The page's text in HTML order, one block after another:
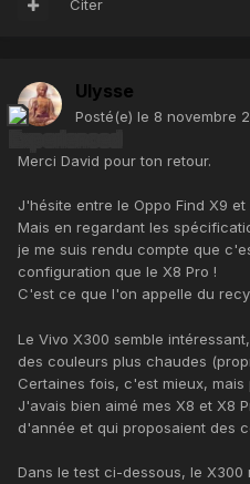
Citer
Ulysse
Posté(e) le 8 novembre
Merci David pour ton retour.
J'hésite entre le Oppo Find X9 et
Mais en regardant les
je me suis rendu compte que
configuration que le X8 Pro !
C'est ce que l'on appelle du
Le Vivo X300 semble
des couleurs plus chaudes
Certaines fois, c'est mieux, mais
J'avais bien aimé mes X8 et X8
d'année et qui proposaient des
Dans le test ci-dessous, le